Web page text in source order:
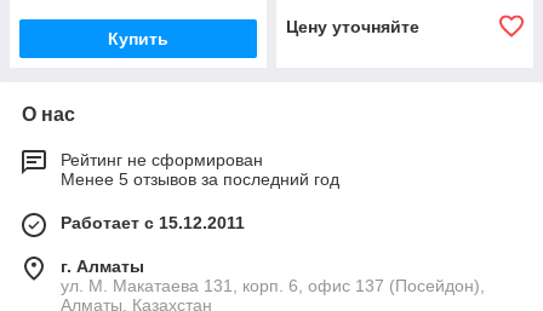
Купить
Цену уточняйте
О нас
Рейтинг не сформирован
Менее 5 отзывов за последний год
Работает с 15.12.2011
г. Алматы
ул. М. Макатаева 131, корп. 6, офис 137 (Посейдон),
Алматы, Казахстан